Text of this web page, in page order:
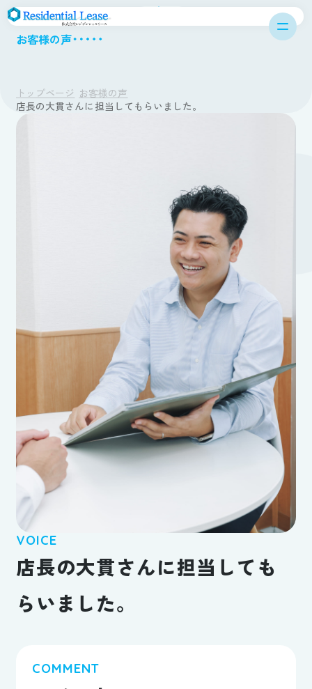
CUSTOMER
お客様の声
トップページ お客様の声
店長の大貫さんに担当してもらいました。
VOICE
店長の大貫さんに担当しても
らいました。
COMMENT
お客様の声一覧へ戻る